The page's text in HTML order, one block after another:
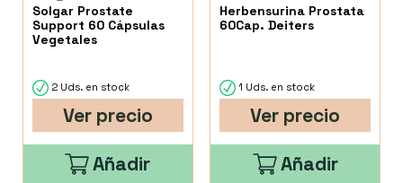
Solgar Prostate
Support 60 Cápsulas
Vegetales
2 Uds. en stock
Ver precio
Añadir
Herbensurina Prostata
60Cap. Deiters
1 Uds. en stock
Ver precio
Añadir